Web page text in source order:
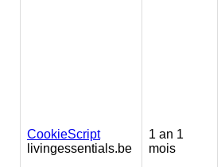
CookieScript
livingessentials.be
1 an 1
mois